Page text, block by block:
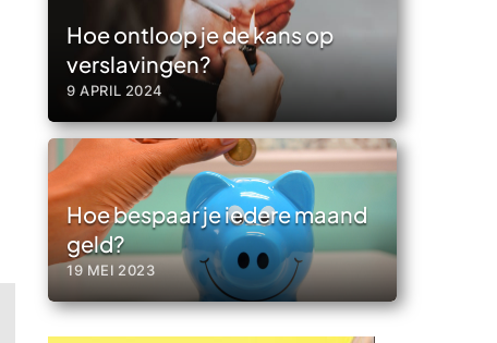
Hoe ontloop je de kans op
verslavingen?
9 APRIL 2024
Hoe bespaar je iedere maand
geld?
19 MEI 2023